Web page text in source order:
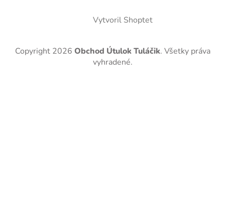
Vytvoril Shoptet
Copyright 2026 Obchod Útulok Tuláčik. Všetky práva
vyhradené.